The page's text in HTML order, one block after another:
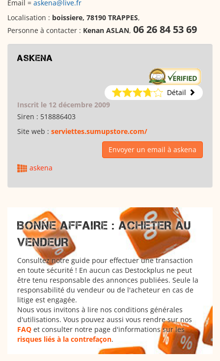
Email = askena@live.fr
Localisation : boissiere, 78190 TRAPPES,
Personne à contacter : Kenan ASLAN, 06 26 84 53 69
askena
Détail
Inscrit le 12 décembre 2009
Siren : 518886403
Site web : serviettes.sumupstore.com/
Envoyer un email à askena
askena
BONNE AFFAIRE : ACHETER AU
VENDEUR
Consultez notre guide pour effectuer une transaction
en toute sécurité ! En aucun cas Destockplus ne peut
être tenu responsable des annonces publiées. Seule la
responsabilité du vendeur ou de l'acheteur en cas de
litige est engagée.
Nous vous invitons à lire nos conditions générales
d'utilisations. Vous pouvez aussi vous rendre sur nos
FAQ et consulter notre page d'informations sur les
risques liés à la contrefaçon.